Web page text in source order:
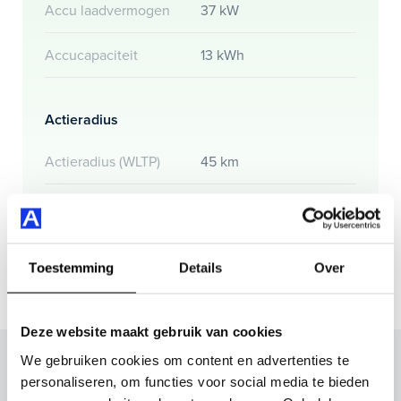
Toestemming Details Over
Deze website maakt gebruik van cookies
We gebruiken cookies om content en advertenties te
personaliseren, om functies voor social media te bieden
Accu laadvermogen
37 kW
Accucapaciteit 13 kWh
Actieradius
Actieradius (WLTP) 45 km
Inruilvoorstel op deze auto?